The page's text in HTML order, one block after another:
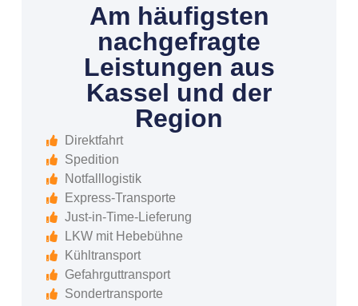
Am häufigsten
nachgefragte
Leistungen aus
Kassel und der
Region
Direktfahrt
Spedition
Notfalllogistik
Express-Transporte
Just-in-Time-Lieferung
LKW mit Hebebühne
Kühltransport
Gefahrguttransport
Sondertransporte